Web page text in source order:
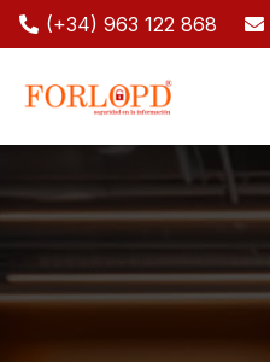
(+34) 963 122 868